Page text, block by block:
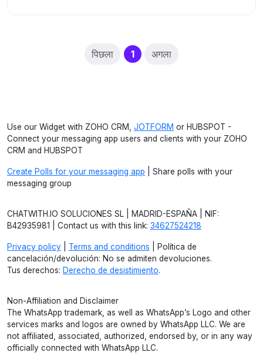
पिछला 1(current)
अगला
Use our Widget with ZOHO CRM, JOTFORM or HUBSPOT -
Connect your messaging app users and clients with your ZOHO
CRM and HUBSPOT
Create Polls for your messaging app | Share polls with your
messaging group
CHATWITH.IO SOLUCIONES SL | MADRID-ESPAÑA | NIF:
B42935981 | Contact us with this link: 34627524218
Privacy policy Terms and conditions | Política de
cancelación/devolución: No se admiten devoluciones.
Tus derechos: Derecho de desistimiento.
Non-Affiliation and Disclaimer
The WhatsApp trademark, as well as WhatsApp’s Logo and other
services marks and logos are owned by WhatsApp LLC. We are
not affiliated, associated, authorized, endorsed by, or in any way
officially connected with WhatsApp LLC.